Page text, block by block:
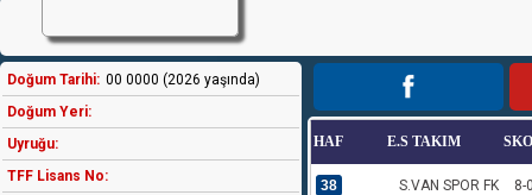
Doğum Tarihi: 00 0000 (2026 yaşında)
Doğum Yeri:
Uyruğu:
TFF Lisans No:
HAF E.S TAKIM
38 S.VAN SPOR FK 8-